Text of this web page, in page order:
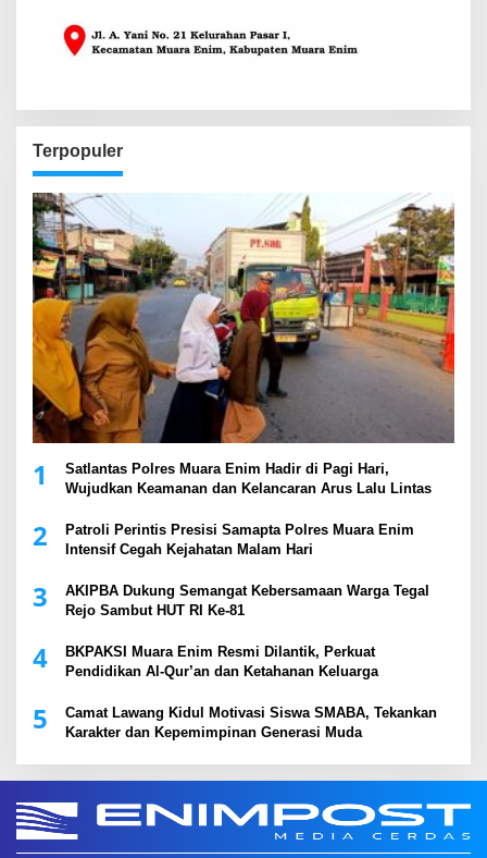
Terpopuler
1
Satlantas Polres Muara Enim Hadir di Pagi Hari,
Wujudkan Keamanan dan Kelancaran Arus Lalu Lintas
2
Patroli Perintis Presisi Samapta Polres Muara Enim
Intensif Cegah Kejahatan Malam Hari
3
AKIPBA Dukung Semangat Kebersamaan Warga Tegal
Rejo Sambut HUT RI Ke-81
4
BKPAKSI Muara Enim Resmi Dilantik, Perkuat
Pendidikan Al-Qur’an dan Ketahanan Keluarga
5
Camat Lawang Kidul Motivasi Siswa SMABA, Tekankan
Karakter dan Kepemimpinan Generasi Muda